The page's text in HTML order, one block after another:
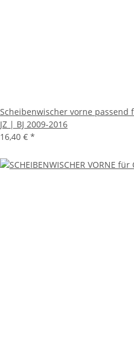
Scheibenwischer vorne passend
JZ | BJ 2009-2016
16,40 € *